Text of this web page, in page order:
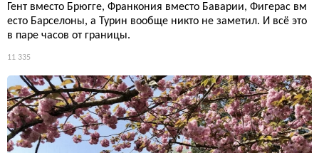
Гент вместо Брюгге, Франкония вместо Баварии, Фигерас вм
есто Барселоны, а Турин вообще никто не заметил. И всё это
в паре часов от границы.
11 335